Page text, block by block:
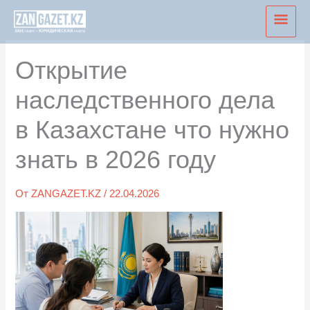
Перейти
содержимому
Открытие
наследственного дела
в Казахстане что нужно
знать в 2026 году
ОтZANGAZET.KZ/22.04.2026